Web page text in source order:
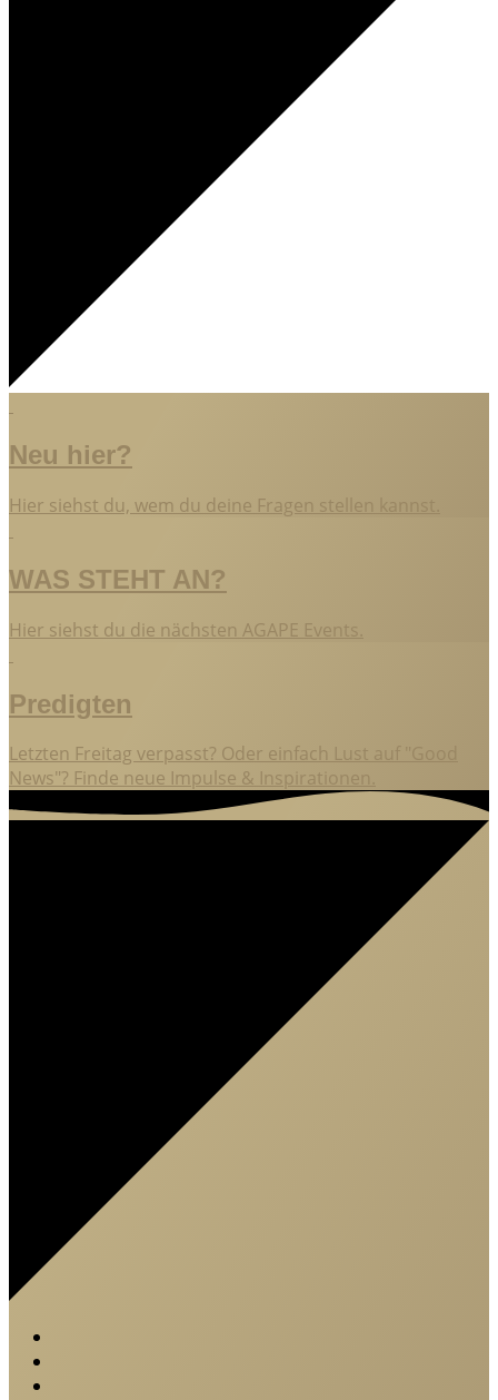
Neu hier?
Hier siehst du, wem du deine Fragen stellen kannst.
WAS STEHT AN?
Hier siehst du die nächsten AGAPE Events.
Predigten
Letzten Freitag verpasst? Oder einfach Lust auf "Good
News"? Finde neue Impulse & Inspirationen.